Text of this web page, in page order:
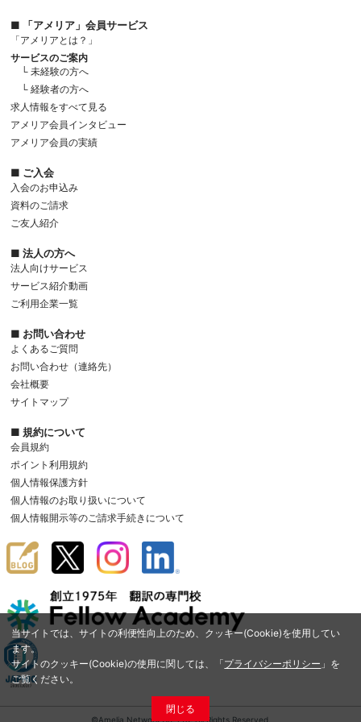
当サイトでは、サイトの利便性向上のため、クッキー(Cookie)を使用してい
ます。
サイトのクッキー(Cookie)の使用に関しては、「プライバシーポリシー 」を
ご覧ください。
閉じる
■ 「アメリア」会員サービス
「アメリアとは？」
サービスのご案内
└ 未経験の方へ
└ 経験者の方へ
求人情報をすべて見る
アメリア会員インタビュー
アメリア会員の実績
■ ご入会
入会のお申込み
資料のご請求
ご友人紹介
■ 法人の方へ
法人向けサービス
サービス紹介動画
ご利用企業一覧
■ お問い合わせ
よくあるご質問
お問い合わせ（連絡先）
会社概要
サイトマップ
■ 規約について
会員規約
ポイント利用規約
個人情報保護方針
個人情報のお取り扱いについて
個人情報開示等のご請求手続きについて
©Amelia Network Co.,Ltd. All Rights Reserved.